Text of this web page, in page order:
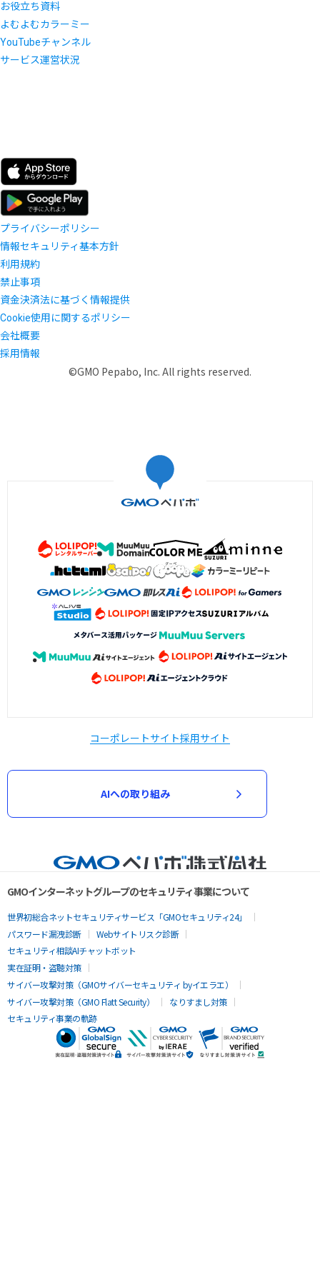
お役立ち資料
よむよむカラーミー
YouTubeチャンネル
サービス運営状況
プライバシーポリシー
情報セキュリティ基本方針
利用規約
禁止事項
資金決済法に基づく情報提供
Cookie使用に関するポリシー
会社概要
採用情報
©GMO Pepabo, Inc. All rights reserved.
コーポレートサイト採用サイト
AIへの取り組み
GMOインターネットグループのセキュリティ事業について
世界初総合ネットセキュリティサービス「GMOセキュリティ24」
パスワード漏洩診断
Webサイトリスク診断
セキュリティ相談AIチャットボット
実在証明・盗聴対策
サイバー攻撃対策（GMOサイバーセキュリティ byイエラエ）
サイバー攻撃対策（GMO Flatt Security）
なりすまし対策
セキュリティ事業の軌跡